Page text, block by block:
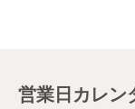
営業日カレン